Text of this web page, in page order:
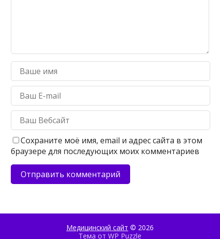
Сохраните моё имя, email и адрес сайта в этом
браузере для последующих моих комментариев
Медицинский сайт © 2026
Тема от WP Puzzle